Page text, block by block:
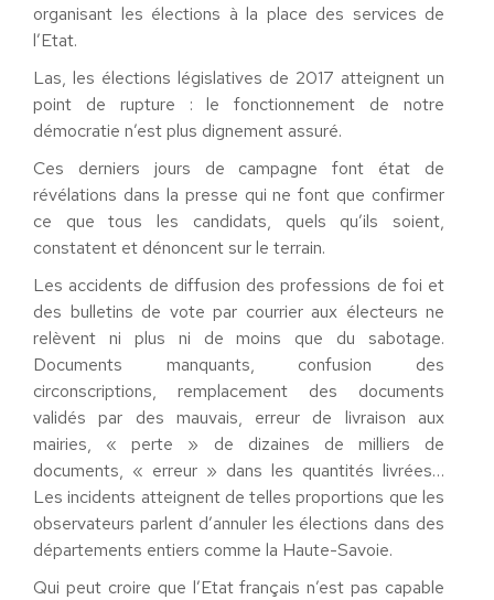
organisant les élections à la place des services de
l’Etat.
Las, les élections législatives de 2017 atteignent un
point de rupture : le fonctionnement de notre
démocratie n’est plus dignement assuré.
Ces derniers jours de campagne font état de
révélations dans la presse qui ne font que confirmer
ce que tous les candidats, quels qu’ils soient,
constatent et dénoncent sur le terrain.
Les accidents de diffusion des professions de foi et
des bulletins de vote par courrier aux électeurs ne
relèvent ni plus ni de moins que du sabotage.
Documents manquants, confusion des
circonscriptions, remplacement des documents
validés par des mauvais, erreur de livraison aux
mairies, « perte » de dizaines de milliers de
documents, « erreur » dans les quantités livrées…
Les incidents atteignent de telles proportions que les
observateurs parlent d’annuler les élections dans des
départements entiers comme la Haute-Savoie.
Qui peut croire que l’Etat français n’est pas capable